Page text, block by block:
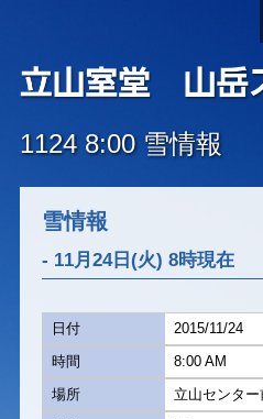
1124 8:00 雪情報
雪情報
- 11月24日(火) 8時現在
日付
2015/11/24
時間
8:00 AM
場所
立山センター